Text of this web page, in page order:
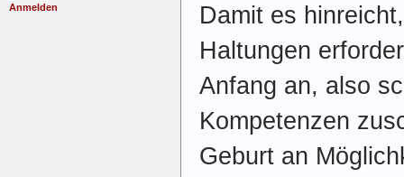
Anmelden
Damit es
Haltungen
Anfang an, also
Kompetenzen
Geburt an